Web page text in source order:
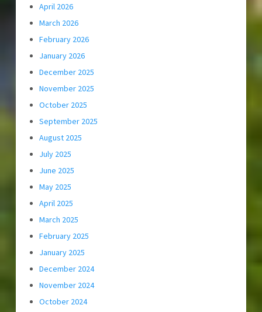
April 2026
March 2026
February 2026
January 2026
December 2025
November 2025
October 2025
September 2025
August 2025
July 2025
June 2025
May 2025
April 2025
March 2025
February 2025
January 2025
December 2024
November 2024
October 2024